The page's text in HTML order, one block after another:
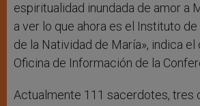
espiritualidad inundada de amor a
a ver lo que ahora es el Instituto
de la Natividad de María», indica
Oficina de Información de la
Actualmente 111 sacerdotes, tres